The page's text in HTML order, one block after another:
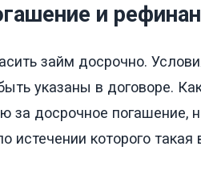
и
займ досрочно.
указаны в договоре.
за досрочное погашение,
истечении которого такая